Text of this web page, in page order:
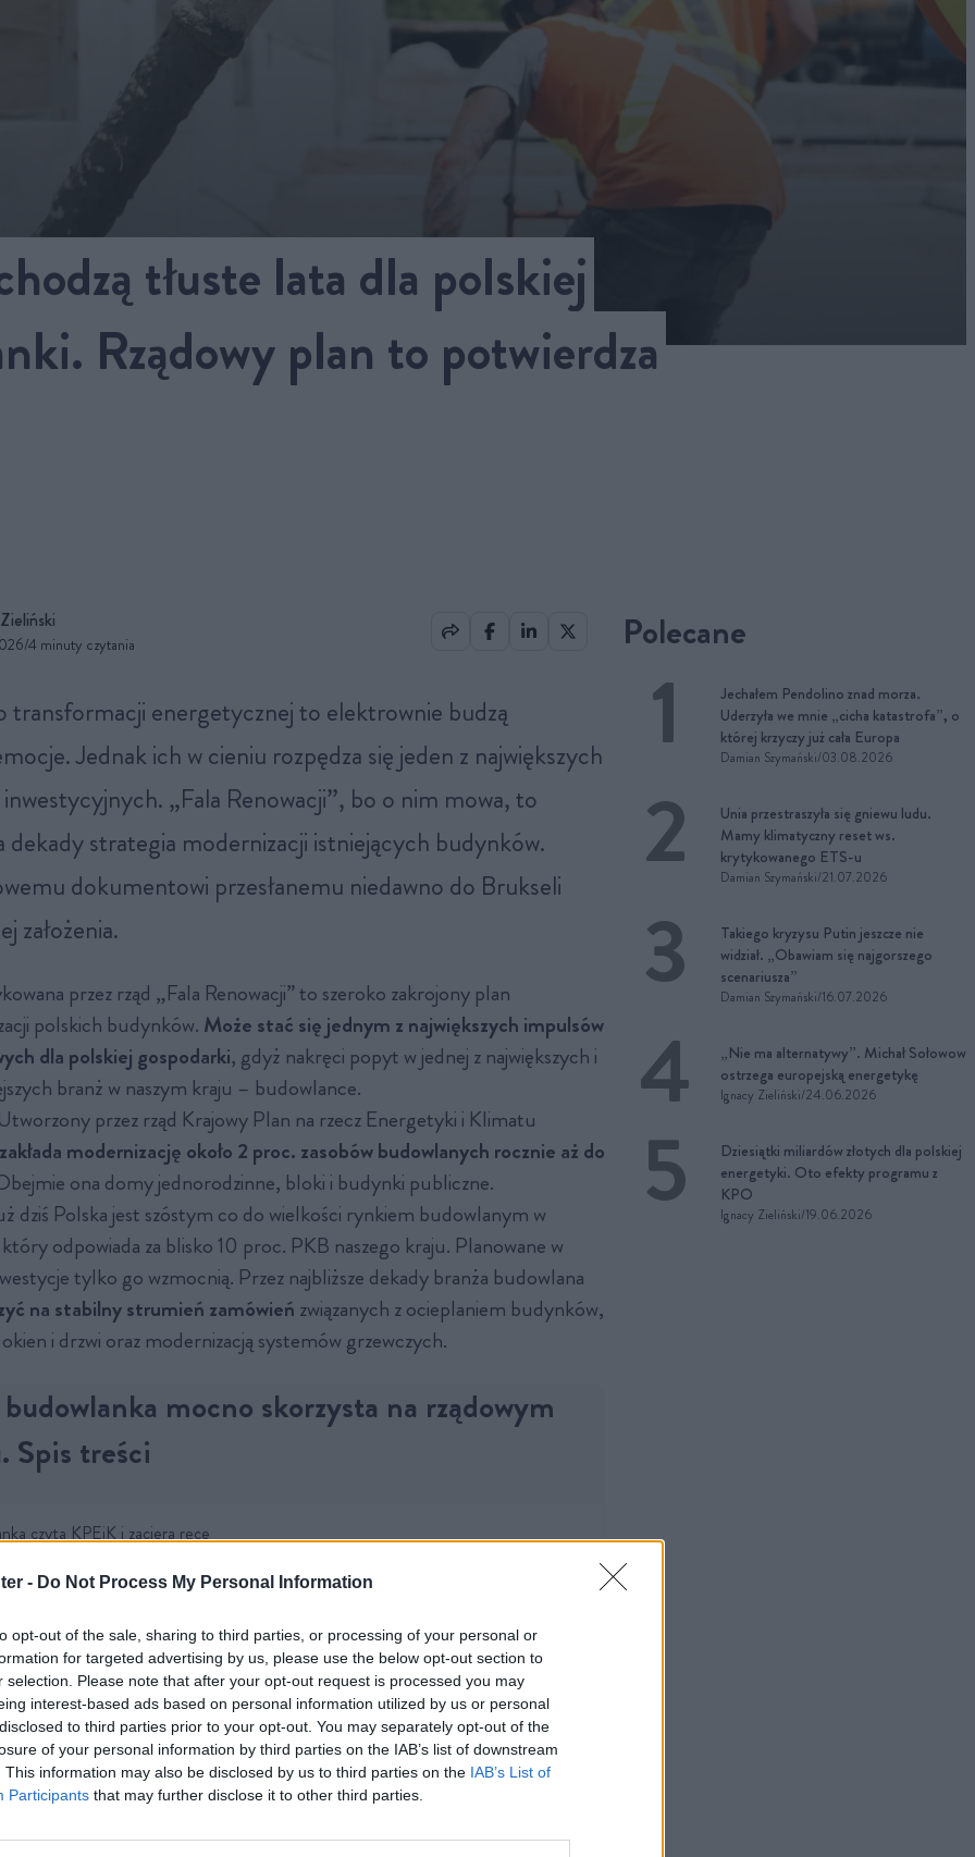
- Do Not Process My Personal Information
opt-out of the sale, sharing to third parties, or processing of your personal or
for targeted advertising by us, please use the below opt-out section to
selection. Please note that after your opt-out request is processed you may
interest-based ads based on personal information utilized by us or personal
to third parties prior to your opt-out. You may separately opt-out of the
of your personal information by third parties on the IAB’s list of downstream
This information may also be disclosed by us to third parties on the IAB’s List of
Participants that may further disclose it to other third parties.
tłuste lata dla polskiej
Rządowy plan to potwierdza
/4 minuty czytania
Jednak ich w cieniu rozpędza się jeden z największych
„Fala Renowacji”, bo o nim mowa, to
dekady strategia modernizacji istniejących budynków.
dokumentowi przesłanemu niedawno do Brukseli
założenia.
przez rząd „Fala Renowacji” to szeroko zakrojony plan
polskich budynków. Może stać się jednym z największych impulsów
dla polskiej gospodarki, gdyż nakręci popyt w jednej z największych i
branż w naszym kraju – budowlance.
przez rząd Krajowy Plan na rzecz Energetyki i Klimatu
zakłada modernizację około 2 proc. zasobów budowlanych rocznie aż do
ona domy jednorodzinne, bloki i budynki publiczne.
dziś Polska jest szóstym co do wielkości rynkiem budowlanym w
odpowiada za blisko 10 proc. PKB naszego kraju. Planowane w
tylko go wzmocnią. Przez najbliższe dekady branża budowlana
na stabilny strumień zamówień związanych z ocieplaniem budynków,
i drzwi oraz modernizacją systemów grzewczych.
budowlanka mocno skorzysta na rządowym
Spis treści
czyta KPEiK i zaciera ręce
Krajowy Plan Renowacji Budynków
Polecane
Jechałem Pendolino znad morza.
Uderzyła we mnie „cicha katastrofa”, o
której krzyczy już cała Europa
Damian Szymański/03.08.2026
Unia przestraszyła się gniewu ludu.
Mamy klimatyczny reset ws.
krytykowanego ETS-u
Damian Szymański/21.07.2026
Takiego kryzysu Putin jeszcze nie
widział. „Obawiam się najgorszego
scenariusza”
Damian Szymański/16.07.2026
„Nie ma alternatywy”. Michał Sołowow
ostrzega europejską energetykę
Ignacy Zieliński/24.06.2026
Dziesiątki miliardów złotych dla polskiej
energetyki. Oto efekty programu z
KPO
Ignacy Zieliński/19.06.2026